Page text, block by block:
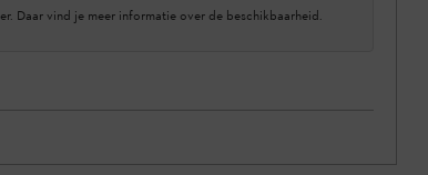
Daar vind je meer informatie over de beschikbaarheid.